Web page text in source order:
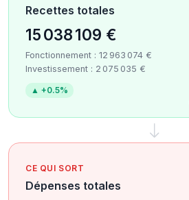
Recettes totales
15 038 109 €
Fonctionnement : 12 963 074 €
Investissement : 2 075 035 €
▲ +0.5%
CE QUI SORT
Dépenses totales